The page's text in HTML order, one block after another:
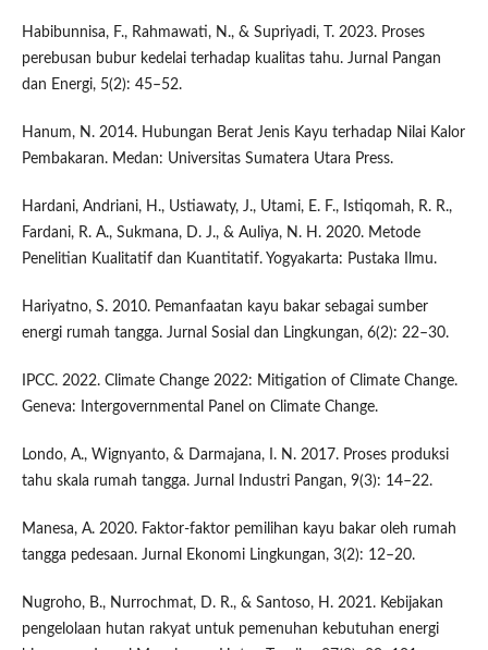
Habibunnisa, F., Rahmawati, N., & Supriyadi, T. 2023. Proses
perebusan bubur kedelai terhadap kualitas tahu. Jurnal Pangan
dan Energi, 5(2): 45–52.
Hanum, N. 2014. Hubungan Berat Jenis Kayu terhadap Nilai Kalor
Pembakaran. Medan: Universitas Sumatera Utara Press.
Hardani, Andriani, H., Ustiawaty, J., Utami, E. F., Istiqomah, R. R.,
Fardani, R. A., Sukmana, D. J., & Auliya, N. H. 2020. Metode
Penelitian Kualitatif dan Kuantitatif. Yogyakarta: Pustaka Ilmu.
Hariyatno, S. 2010. Pemanfaatan kayu bakar sebagai sumber
energi rumah tangga. Jurnal Sosial dan Lingkungan, 6(2): 22–30.
IPCC. 2022. Climate Change 2022: Mitigation of Climate Change.
Geneva: Intergovernmental Panel on Climate Change.
Londo, A., Wignyanto, & Darmajana, I. N. 2017. Proses produksi
tahu skala rumah tangga. Jurnal Industri Pangan, 9(3): 14–22.
Manesa, A. 2020. Faktor-faktor pemilihan kayu bakar oleh rumah
tangga pedesaan. Jurnal Ekonomi Lingkungan, 3(2): 12–20.
Nugroho, B., Nurrochmat, D. R., & Santoso, H. 2021. Kebijakan
pengelolaan hutan rakyat untuk pemenuhan kebutuhan energi